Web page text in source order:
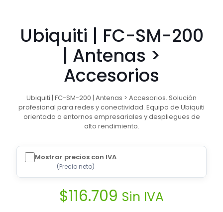
Ubiquiti | FC-SM-200
| Antenas >
Accesorios
Ubiquiti | FC-SM-200 | Antenas > Accesorios. Solución
profesional para redes y conectividad. Equipo de Ubiquiti
orientado a entornos empresariales y despliegues de
alto rendimiento.
Mostrar precios con IVA
(Precio neto)
$116.709 Sin IVA